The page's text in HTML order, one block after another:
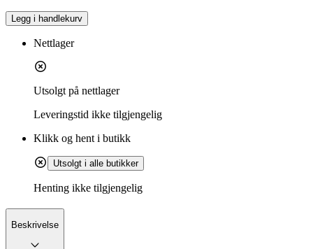
Legg i handlekurv
Nettlager
Utsolgt på nettlager
Leveringstid ikke tilgjengelig
Klikk og hent i butikk
Utsolgt i alle butikker
Henting ikke tilgjengelig
Beskrivelse